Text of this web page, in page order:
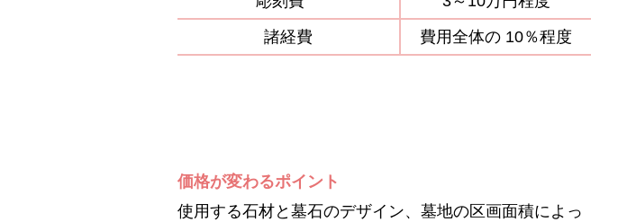
諸経費
費用全体の 10％程度
価格が変わるポイント
使用する石材と墓石のデザイン、墓地の区画面積によっ